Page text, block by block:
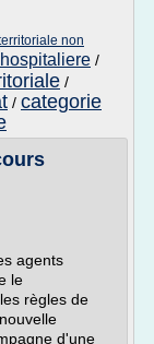
non
/
/
/ categorie
agents
le
règles de
d'une